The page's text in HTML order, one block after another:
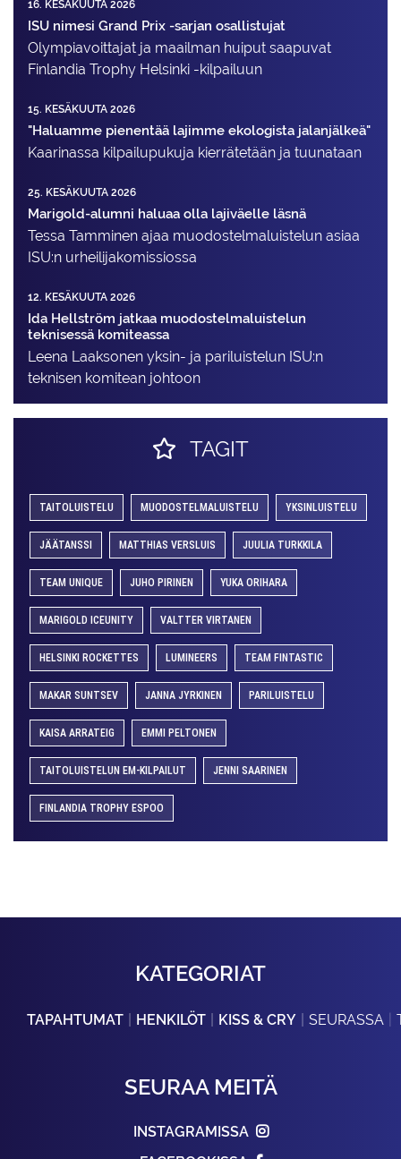
16. KESÄKUUTA 2026
ISU nimesi Grand Prix -sarjan osallistujat
Olympiavoittajat ja maailman huiput saapuvat
Finlandia Trophy Helsinki -kilpailuun
15. KESÄKUUTA 2026
"Haluamme pienentää lajimme ekologista jalanjälkeä"
Kaarinassa kilpailupukuja kierrätetään ja tuunataan
25. KESÄKUUTA 2026
Marigold-alumni haluaa olla lajiväelle läsnä
Tessa Tamminen ajaa muodostelma­luistelun asiaa
ISU:n urheilija­komissiossa
12. KESÄKUUTA 2026
Ida Hellström jatkaa muodostelmaluistelun
teknisessä komiteassa
Leena Laaksonen yksin- ja pariluistelun ISU:n
teknisen komitean johtoon
TAGIT
TAITOLUISTELU MUODOSTELMALUISTELU YKSINLUISTELU
JÄÄTANSSI MATTHIAS VERSLUIS JUULIA TURKKILA
TEAM UNIQUE JUHO PIRINEN YUKA ORIHARA
MARIGOLD ICEUNITY VALTTER VIRTANEN
HELSINKI ROCKETTES LUMINEERS TEAM FINTASTIC
MAKAR SUNTSEV JANNA JYRKINEN PARILUISTELU
KAISA ARRATEIG EMMI PELTONEN
TAITOLUISTELUN EM-KILPAILUT JENNI SAARINEN
FINLANDIA TROPHY ESPOO
KATEGORIAT
TAPAHTUMAT HENKILÖT KISS & CRY SEURASSA
SEURAA MEITÄ
INSTAGRAMISSA